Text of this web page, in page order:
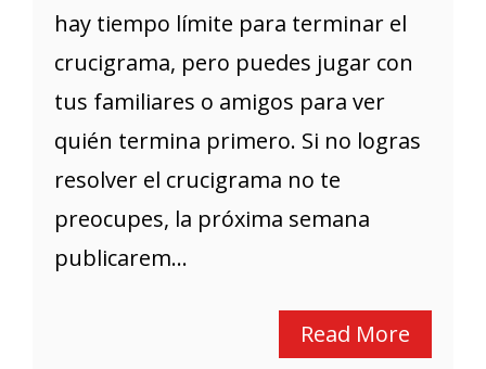
hay tiempo límite para terminar el
crucigrama, pero puedes jugar con
tus familiares o amigos para ver
quién termina primero. Si no logras
resolver el crucigrama no te
preocupes, la próxima semana
publicarem...
Read More